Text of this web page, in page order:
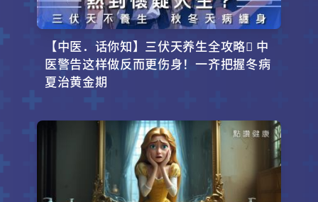
【中医．话你知】三伏天养生全攻略 中
医警告这样做反而更伤身！一齐把握冬病
夏治黄金期